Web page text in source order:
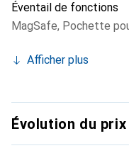
Éventail de fonctions
MagSafe, Pochette
Afficher plus
Évolution du prix